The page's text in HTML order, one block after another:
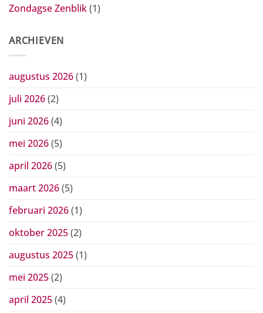
Zondagse Zenblik(1)
ARCHIEVEN
augustus 2026(1)
juli 2026(2)
juni 2026(4)
mei 2026(5)
april 2026(5)
maart 2026(5)
februari 2026(1)
oktober 2025(2)
augustus 2025(1)
mei 2025(2)
april 2025(4)